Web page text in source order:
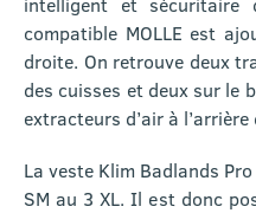
compatible MOLLE est
droite. On retrouve deux
des cuisses et deux sur le
extracteurs d’air à l’arrière
La veste Klim Badlands
SM au 3 XL. Il est donc